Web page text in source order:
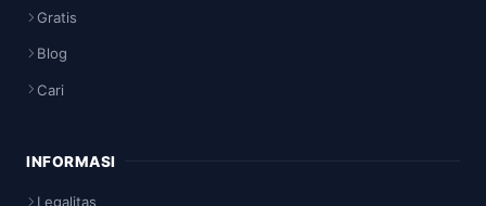
Gratis
Blog
Cari
INFORMASI
Legalitas